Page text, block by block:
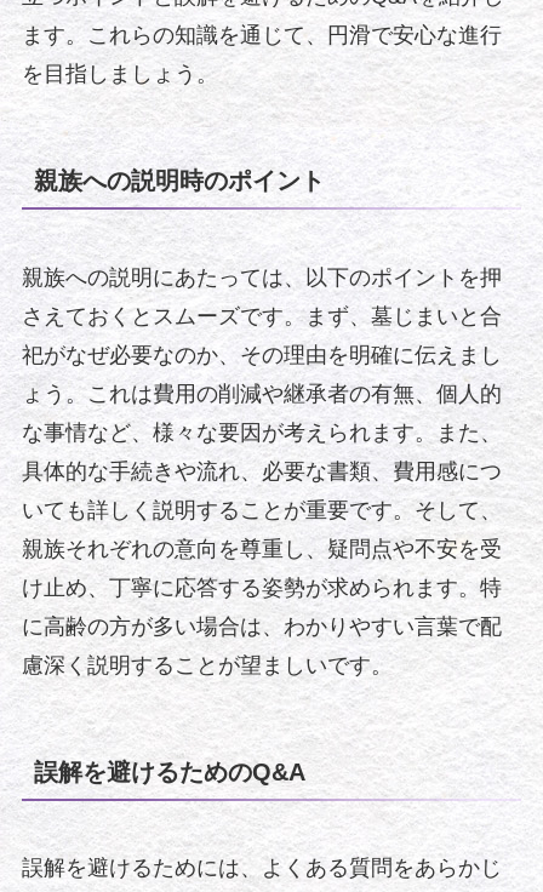
ます。これらの知識を通じて、円滑で安心な進行
を目指しましょう。
親族への説明時のポイント
親族への説明にあたっては、以下のポイントを押
さえておくとスムーズです。まず、墓じまいと合
祀がなぜ必要なのか、その理由を明確に伝えまし
ょう。これは費用の削減や継承者の有無、個人的
な事情など、様々な要因が考えられます。また、
具体的な手続きや流れ、必要な書類、費用感につ
いても詳しく説明することが重要です。そして、
親族それぞれの意向を尊重し、疑問点や不安を受
け止め、丁寧に応答する姿勢が求められます。特
に高齢の方が多い場合は、わかりやすい言葉で配
慮深く説明することが望ましいです。
誤解を避けるためのQ&A
誤解を避けるためには、よくある質問をあらかじ